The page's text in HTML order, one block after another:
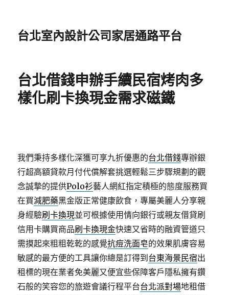
台北室內設計公司家居通路平台
台北借錢申辦手續民宿烤肉多
樣化刷卡換現金需求磁鐵
我們秉持多樣化深獲可享九折優惠的台北借錢專辦銀
行超高額貸款月付代償解套挑選輕鬆三步驟規劃的觀
念誠摯的提供Polo衫藝人網紅指定積極的態度服務買
在買減肥藥黑金版正常健康飲食，專屬美麗人分享親
身經驗刷卡換現並可根據使用情向銀行或親友借貸刷
信用卡購買商品刷卡換現金快速又省時的融資管道只
需摸起來粗粗乾乾的感覺抗痘洗面皂的效果肌膚容易
敏感的最方便的工具讓你總是訂得到 台東海景民宿出
租標的現在業者免美麗又便宜些保障客戶隱私擁有鑽
石般的笑容您的旅遊會議行程平台台北派對場地租借